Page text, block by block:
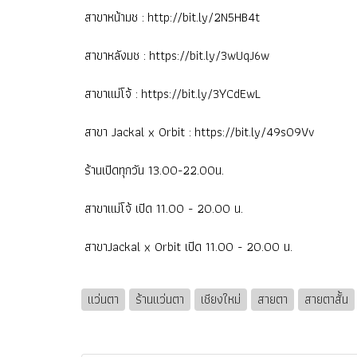
สาขาหน้ามช : http://bit.ly/2N5HB4t
สาขาหลังมช : https://bit.ly/3wUqJ6w
สาขาแม่โจ้ : https://bit.ly/3YCdEwL
สาขา Jackal x Orbit : https://bit.ly/49s09Vv
ร้านเปิดทุกวัน 13.00-22.00น.
สาขาแม่โจ้ เปิด 11.00 - 20.00 น.
สาขาJackal x Orbit เปิด 11.00 - 20.00 น.
แว่นตา ร้านแว่นตา เชียงใหม่ สายตา สายตาสั้น